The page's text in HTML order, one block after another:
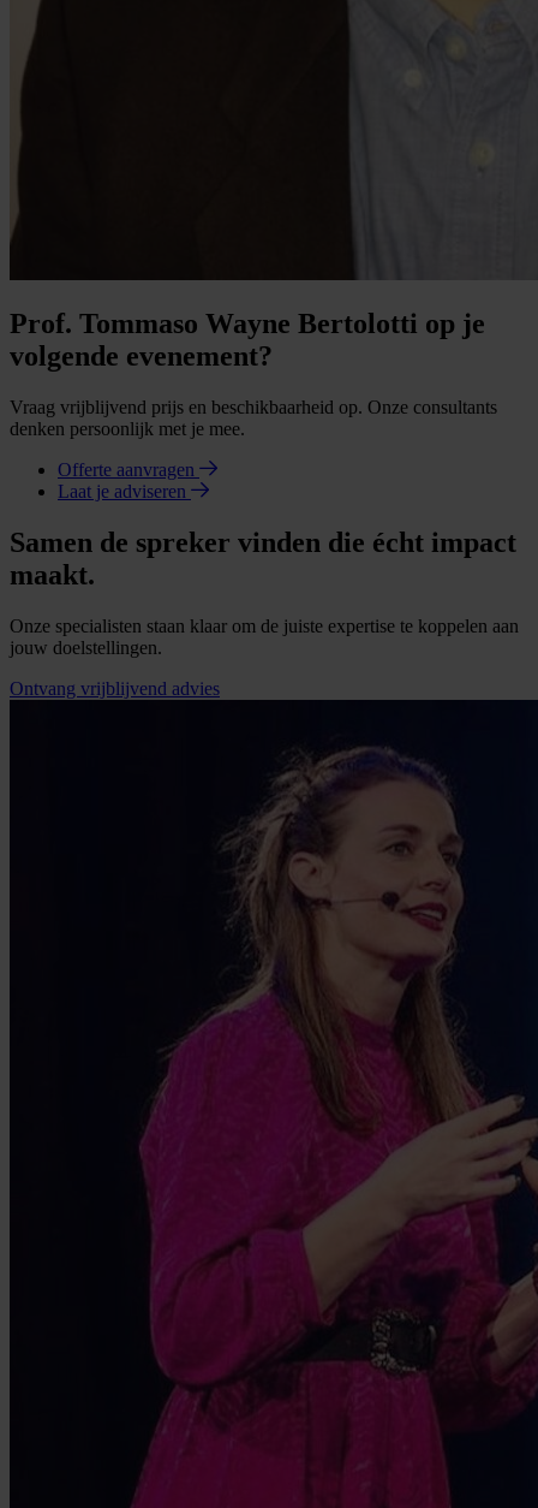
Prof. Tommaso Wayne Bertolotti op je
volgende evenement?
Vraag vrijblijvend prijs en beschikbaarheid op. Onze consultants
denken persoonlijk met je mee.
Offerte aanvragen
Laat je adviseren
Samen de spreker vinden die écht impact
maakt.
Onze specialisten staan klaar om de juiste expertise te koppelen aan
jouw doelstellingen.
Ontvang vrijblijvend advies